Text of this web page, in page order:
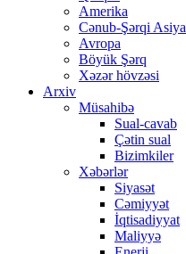
Amerika
Cənub-Şərqi Asiya
Avropa
Böyük Şərq
Xəzər hövzəsi
Arxiv
Müsahibə
Sual-cavab
Çətin sual
Bizimkiler
Xəbərlər
Siyasət
Cəmiyyət
İqtisadiyyat
Maliyyə